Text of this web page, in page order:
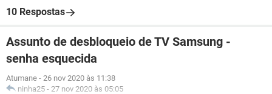
10 Respostas
Assunto de desbloqueio de TV Samsung -
senha esquecida
Atumane - 26 nov 2020 às 11:38
ninha25 - 27 nov 2020 às 05:05